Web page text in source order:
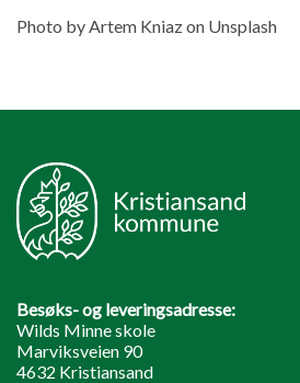
Photo by Artem Kniaz on Unsplash
Besøks- og leveringsadresse:
Wilds Minne skole
Marviksveien 90
4632 Kristiansand